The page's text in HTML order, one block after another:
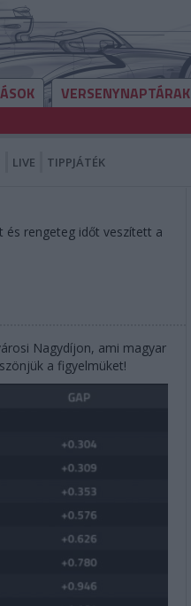
VERSENYNAPTÁRAK
LIVE TIPPJÁTÉK
és rengeteg időt veszített a
Nagydíjon, ami magyar
a figyelmüket!